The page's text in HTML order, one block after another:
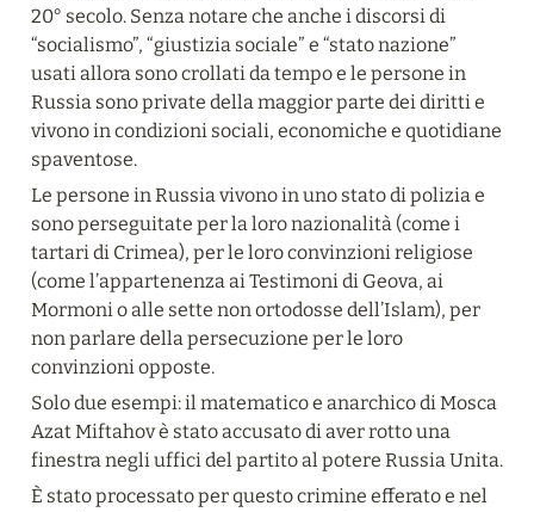
20° secolo. Senza notare che anche i discorsi di
“socialismo”, “giustizia sociale” e “stato nazione”
usati allora sono crollati da tempo e le persone in
Russia sono private della maggior parte dei diritti e
vivono in condizioni sociali, economiche e quotidiane
spaventose.
Le persone in Russia vivono in uno stato di polizia e
sono perseguitate per la loro nazionalità (come i
tartari di Crimea), per le loro convinzioni religiose
(come l’appartenenza ai Testimoni di Geova, ai
Mormoni o alle sette non ortodosse dell’Islam), per
non parlare della persecuzione per le loro
convinzioni opposte.
Solo due esempi: il matematico e anarchico di Mosca
Azat Miftahov è stato accusato di aver rotto una
finestra negli uffici del partito al potere Russia Unita.
È stato processato per questo crimine efferato e nel